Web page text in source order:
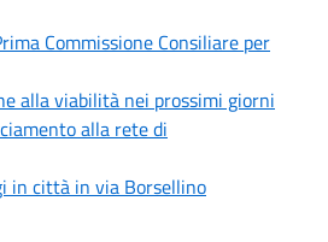
Commissione Consiliare per
alla viabilità nei prossimi giorni
alla rete di
in città in via Borsellino